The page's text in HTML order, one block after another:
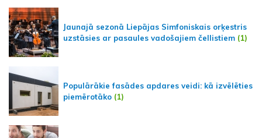
Jaunajā sezonā Liepājas Simfoniskais orķestris
uzstāsies ar pasaules vadošajiem čellistiem (1)
Populārākie fasādes apdares veidi: kā izvēlēties
piemērotāko (1)